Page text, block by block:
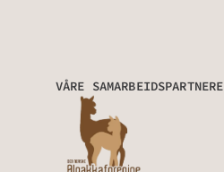
VÅRE SAMARBEIDSPARTNERE